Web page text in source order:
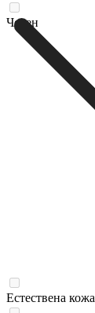
Черен
Естествена кожа